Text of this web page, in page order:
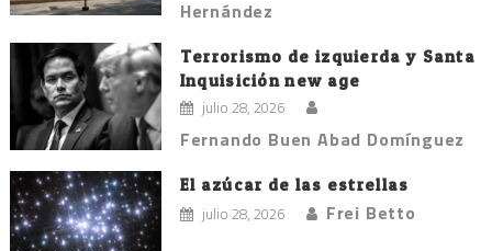
Hernández
Terrorismo de izquierda y Santa
Inquisición new age
julio 28, 2026
Fernando Buen Abad Domínguez
El azúcar de las estrellas
julio 28, 2026 Frei Betto